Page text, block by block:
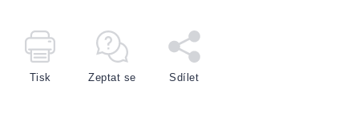
Tisk Zeptat se Sdílet